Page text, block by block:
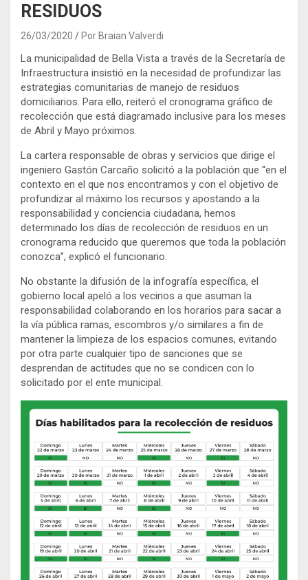
RESIDUOS
26/03/2020 Por Braian Valverdi
La municipalidad de Bella Vista a través de la Secretaría de
Infraestructura insistió en la necesidad de profundizar las
estrategias comunitarias de manejo de residuos
domiciliarios. Para ello, reiteró el cronograma gráfico de
recolección que está diagramado inclusive para los meses
de Abril y Mayo próximos.
La cartera responsable de obras y servicios que dirige el
ingeniero Gastón Carcaño solicitó a la población que “en el
contexto en el que nos encontramos y con el objetivo de
profundizar al máximo los recursos y apostando a la
responsabilidad y conciencia ciudadana, hemos
determinado los días de recolección de residuos en un
cronograma reducido que queremos que toda la población
conozca”, explicó el funcionario.
No obstante la difusión de la infografía específica, el
gobierno local apeló a los vecinos a que asuman la
responsabilidad colaborando en los horarios para sacar a
la vía pública ramas, escombros y/o similares a fin de
mantener la limpieza de los espacios comunes, evitando
por otra parte cualquier tipo de sanciones que se
desprendan de actitudes que no se condicen con lo
solicitado por el ente municipal.